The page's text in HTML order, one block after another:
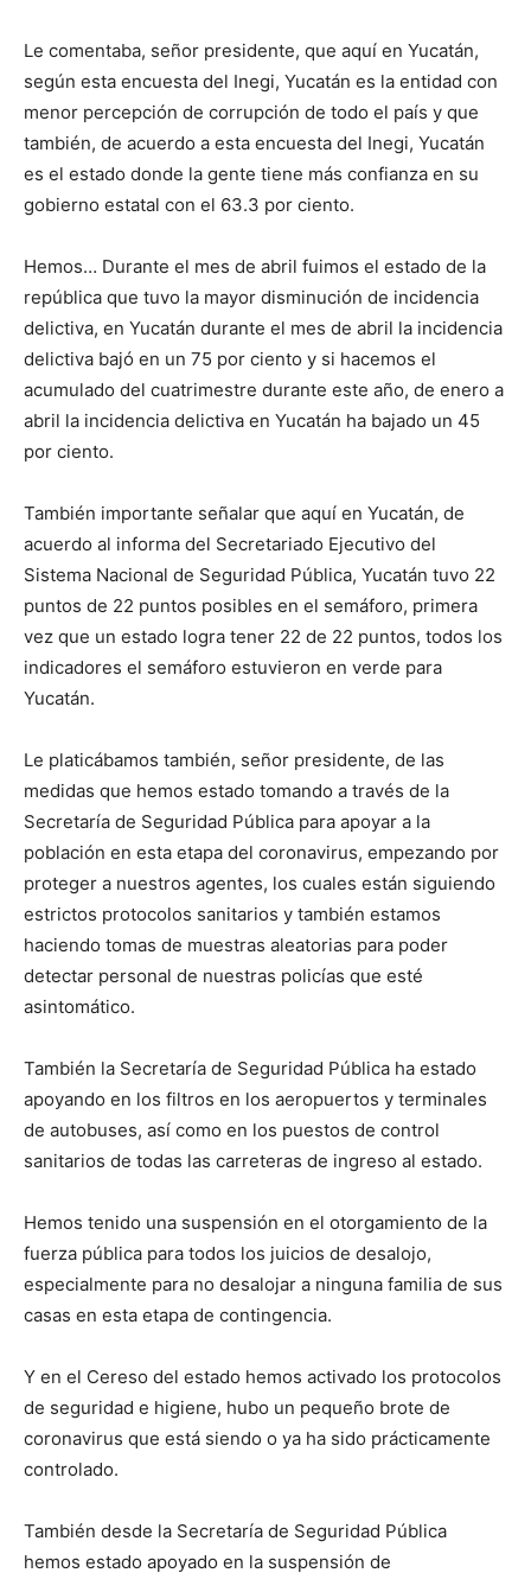
Le comentaba, señor presidente, que aquí en Yucatán,
según esta encuesta del Inegi, Yucatán es la entidad con
menor percepción de corrupción de todo el país y que
también, de acuerdo a esta encuesta del Inegi, Yucatán
es el estado donde la gente tiene más confianza en su
gobierno estatal con el 63.3 por ciento.
Hemos… Durante el mes de abril fuimos el estado de la
república que tuvo la mayor disminución de incidencia
delictiva, en Yucatán durante el mes de abril la incidencia
delictiva bajó en un 75 por ciento y si hacemos el
acumulado del cuatrimestre durante este año, de enero a
abril la incidencia delictiva en Yucatán ha bajado un 45
por ciento.
También importante señalar que aquí en Yucatán, de
acuerdo al informa del Secretariado Ejecutivo del
Sistema Nacional de Seguridad Pública, Yucatán tuvo 22
puntos de 22 puntos posibles en el semáforo, primera
vez que un estado logra tener 22 de 22 puntos, todos los
indicadores el semáforo estuvieron en verde para
Yucatán.
Le platicábamos también, señor presidente, de las
medidas que hemos estado tomando a través de la
Secretaría de Seguridad Pública para apoyar a la
población en esta etapa del coronavirus, empezando por
proteger a nuestros agentes, los cuales están siguiendo
estrictos protocolos sanitarios y también estamos
haciendo tomas de muestras aleatorias para poder
detectar personal de nuestras policías que esté
asintomático.
También la Secretaría de Seguridad Pública ha estado
apoyando en los filtros en los aeropuertos y terminales
de autobuses, así como en los puestos de control
sanitarios de todas las carreteras de ingreso al estado.
Hemos tenido una suspensión en el otorgamiento de la
fuerza pública para todos los juicios de desalojo,
especialmente para no desalojar a ninguna familia de sus
casas en esta etapa de contingencia.
Y en el Cereso del estado hemos activado los protocolos
de seguridad e higiene, hubo un pequeño brote de
coronavirus que está siendo o ya ha sido prácticamente
controlado.
También desde la Secretaría de Seguridad Pública
hemos estado apoyado en la suspensión de